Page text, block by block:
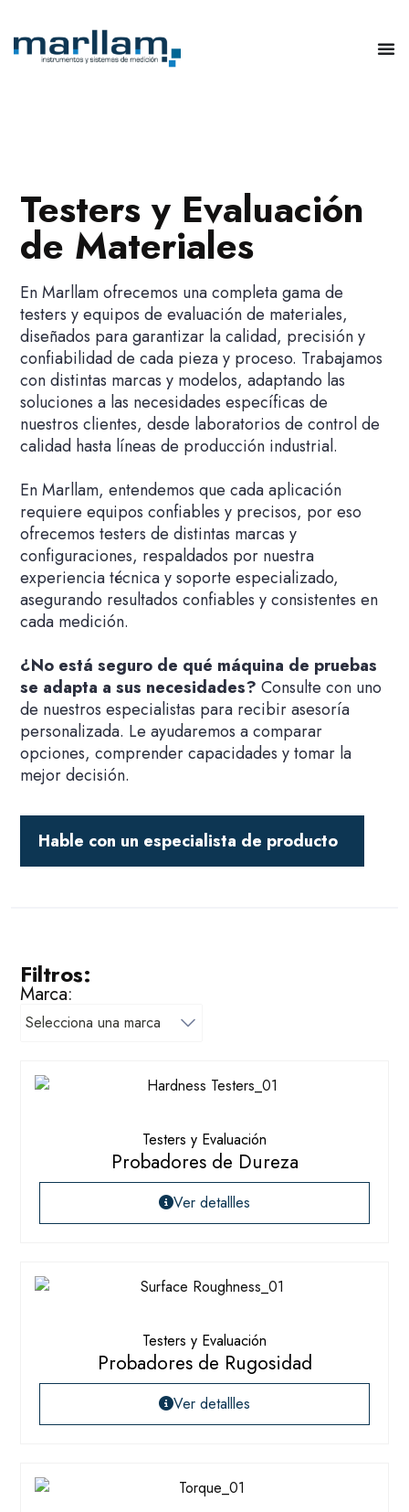
Testers y Evaluación
de Materiales
En Marllam ofrecemos una completa gama de
testers y equipos de evaluación de materiales,
diseñados para garantizar la calidad, precisión y
confiabilidad de cada pieza y proceso. Trabajamos
con distintas marcas y modelos, adaptando las
soluciones a las necesidades específicas de
nuestros clientes, desde laboratorios de control de
calidad hasta líneas de producción industrial.
En Marllam, entendemos que cada aplicación
requiere equipos confiables y precisos, por eso
ofrecemos testers de distintas marcas y
configuraciones, respaldados por nuestra
experiencia técnica y soporte especializado,
asegurando resultados confiables y consistentes en
cada medición.
¿No está seguro de qué máquina de pruebas
se adapta a sus necesidades? Consulte con uno
de nuestros especialistas para recibir asesoría
personalizada. Le ayudaremos a comparar
opciones, comprender capacidades y tomar la
mejor decisión.
Hable con un especialista de producto
Filtros:
Marca:
Testers y Evaluación
Probadores de Dureza
Ver detallles
Testers y Evaluación
Probadores de Rugosidad
Ver detallles